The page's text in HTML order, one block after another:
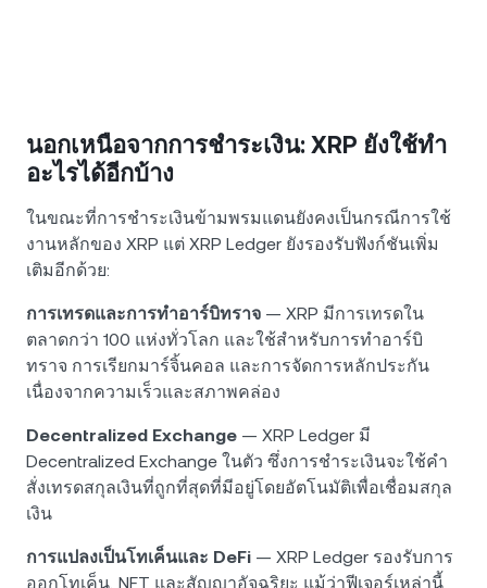
นอกเหนือจากการชำระเงิน: XRP ยังใช้ทำ
อะไรได้อีกบ้าง
ในขณะที่การชำระเงินข้ามพรมแดนยังคงเป็นกรณีการใช้
งานหลักของ XRP แต่ XRP Ledger ยังรองรับฟังก์ชันเพิ่ม
เติมอีกด้วย:
การเทรดและการทำอาร์บิทราจ — XRP มีการเทรดใน
ตลาดกว่า 100 แห่งทั่วโลก และใช้สำหรับการทำอาร์บิ
ทราจ การเรียกมาร์จิ้นคอล และการจัดการหลักประกัน
เนื่องจากความเร็วและสภาพคล่อง
Decentralized Exchange — XRP Ledger มี
Decentralized Exchange ในตัว ซึ่งการชำระเงินจะใช้คำ
สั่งเทรดสกุลเงินที่ถูกที่สุดที่มีอยู่โดยอัตโนมัติเพื่อเชื่อมสกุล
เงิน
การแปลงเป็นโทเค็นและ DeFi — XRP Ledger รองรับการ
ออกโทเค็น, NFT และสัญญาอัจฉริยะ แม้ว่าฟีเจอร์เหล่านี้